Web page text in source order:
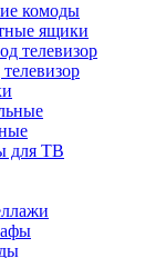
комоды
ящики
для ТВ